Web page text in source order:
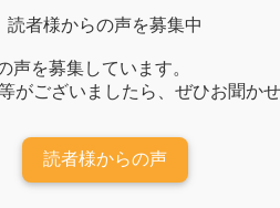
読者様からの声を募集中
声を募集しています。
がございましたら、ぜひお聞かせ
読者様からの声